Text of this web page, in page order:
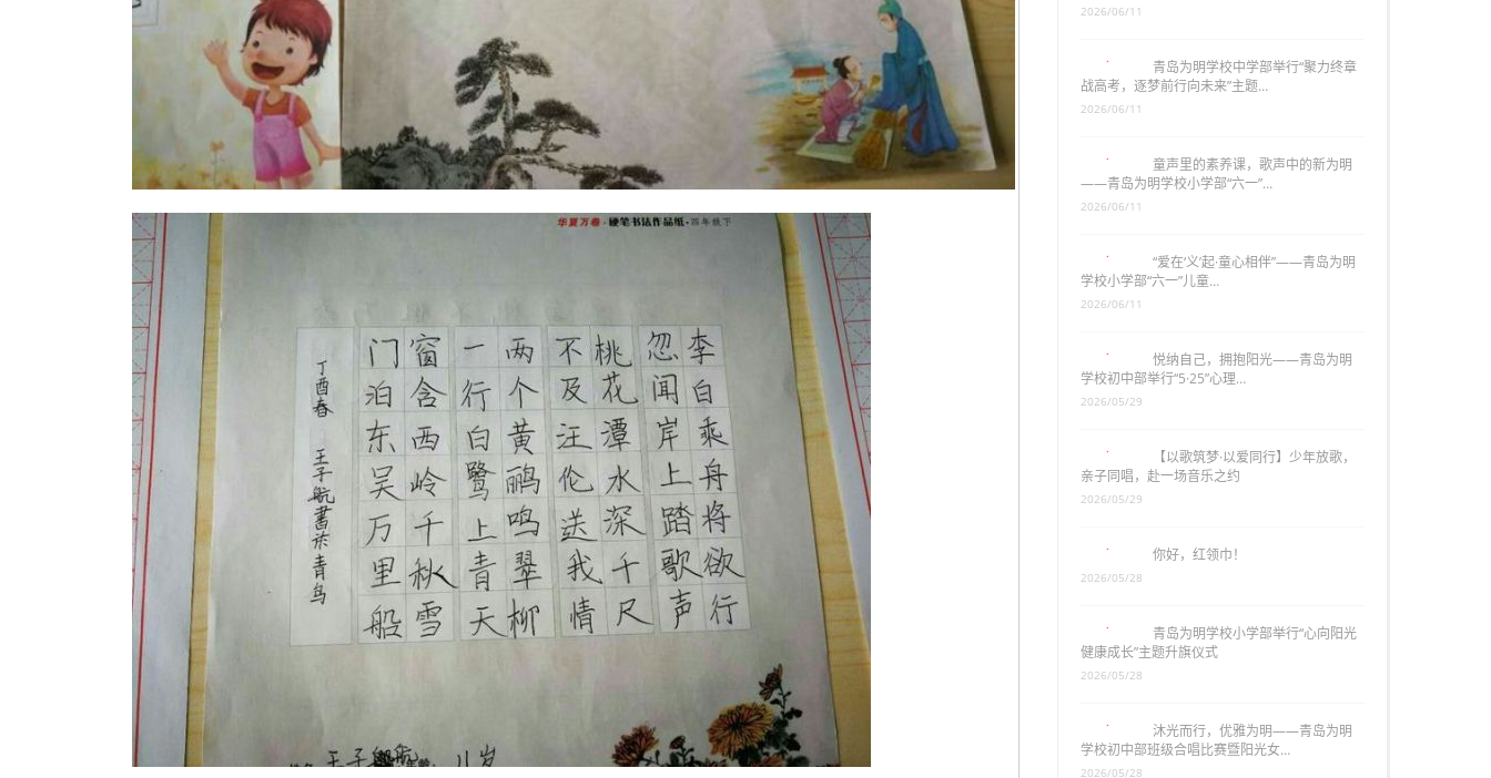
青岛为明学校中学部举行“聚力终章
战高考，逐梦前行向未来”主题…
童声里的素养课，歌声中的新为明
——青岛为明学校小学部“六一”…
“爱在‘义’起·童心相伴”——青岛为明
学校小学部“六一”儿童…
悦纳自己，拥抱阳光——青岛为明
学校初中部举行“5·25”心理…
【以歌筑梦·以爱同行】少年放歌，
亲子同唱，赴一场音乐之约
你好，红领巾！
青岛为明学校小学部举行“心向阳光
健康成长”主题升旗仪式
沐光而行，优雅为明——青岛为明
学校初中部班级合唱比赛暨阳光女…